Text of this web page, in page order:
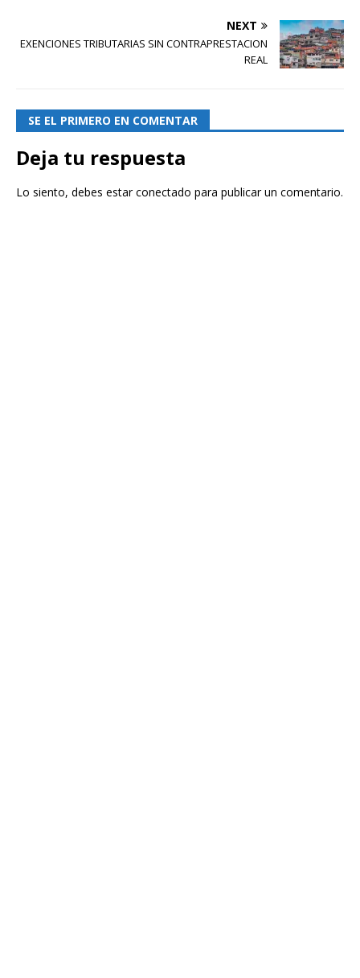
NEXT
EXENCIONES TRIBUTARIAS SIN CONTRAPRESTACION
REAL
SE EL PRIMERO EN COMENTAR
Deja tu respuesta
Lo siento, debes estarconectado para publicar un comentario.